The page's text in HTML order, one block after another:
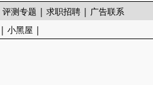
评测专题 |求职招聘 | 广告联系
小黑屋 |